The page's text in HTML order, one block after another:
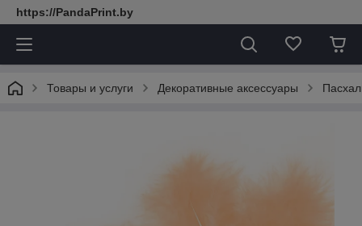
https://PandaPrint.by
Товары и услуги Декоративные аксессуары